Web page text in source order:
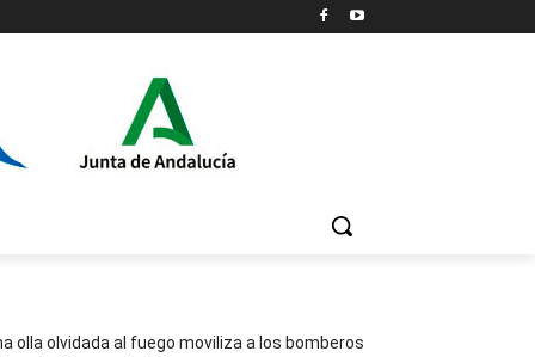
olla olvidada al fuego moviliza a los bomberos